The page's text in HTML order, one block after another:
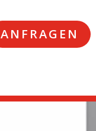
ANFRAGEN